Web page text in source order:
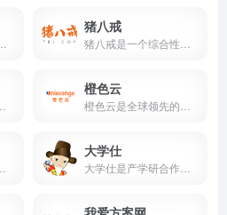
猪八戒
橙色云
大学仕